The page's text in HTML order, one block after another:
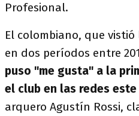
Profesional.
El colombiano, que
en dos períodos entre
puso "me gusta" a la
el club en las redes este
arquero Agustín Rossi,